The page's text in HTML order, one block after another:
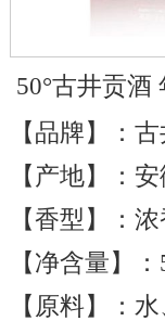
50°古井贡酒
【品牌】：
【产地】：
【香型】：
【净含量】：
【原料】：